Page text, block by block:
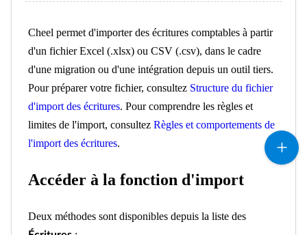
Cheel permet d'importer des écritures comptables à partir
d'un fichier Excel (.xlsx) ou CSV (.csv), dans le cadre
d'une migration ou d'une intégration depuis un outil tiers.
Pour préparer votre fichier, consultez Structure du fichier
d'import des écritures. Pour comprendre les règles et
limites de l'import, consultez Règles et comportements de
l'import des écritures.
Accéder à la fonction d'import
Deux méthodes sont disponibles depuis la liste des